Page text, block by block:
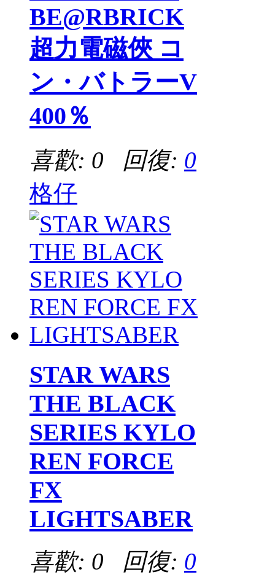
BE@RBRICK
超力電磁俠 コ
ン・バトラーV
400％
喜歡: 0 回復: 0
格仔
STAR WARS
THE BLACK
SERIES KYLO
REN FORCE
FX
LIGHTSABER
喜歡: 0 回復: 0